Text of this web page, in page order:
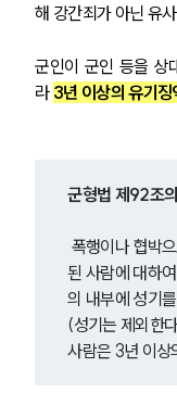
해 강간죄가 아닌 유
군인이 군인 등을 상
라 3년 이상의 유기징
군형법 제92조
된 사람에 대하
의 내부에 성기
(성기는 제외한
사람은 3년 이상